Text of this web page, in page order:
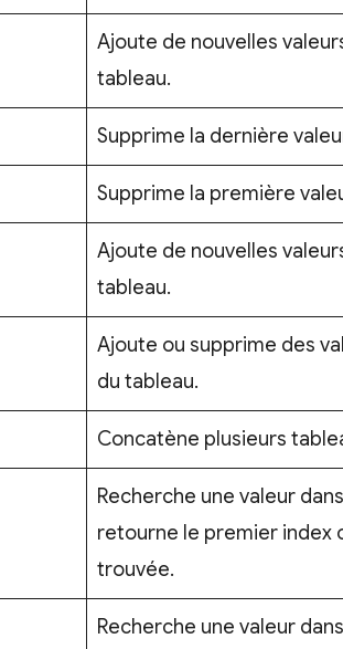
Ajoute de nouvelles
tableau.
Supprime la dernière
Supprime la première
Ajoute de nouvelles
tableau.
Ajoute ou supprime des
du tableau.
Concatène plusieurs
Recherche une valeur
retourne le premier index
trouvée.
Recherche une valeur